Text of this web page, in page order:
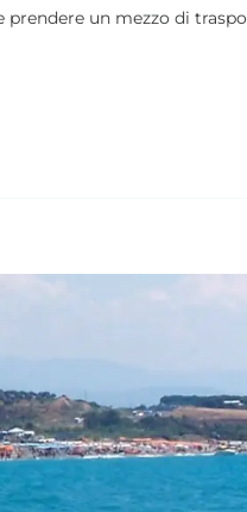
prendere un mezzo di